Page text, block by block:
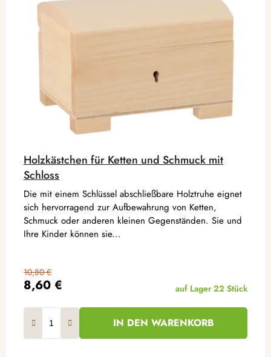
Holzkästchen für Ketten und Schmuck mit
Schloss
8,60 €
10,80 €
auf Lager 22 Stück
IN DEN WARENKORB
Die mit einem Schlüssel abschließbare Holztruhe eignet
sich hervorragend zur Aufbewahrung von Ketten,
Schmuck oder anderen kleinen Gegenständen. Sie und
Ihre Kinder können sie...